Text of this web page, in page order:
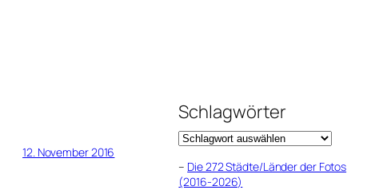
12. November 2016
Schlagwörter
– Die 272 Städte/Länder der Fotos
(2016-2026)